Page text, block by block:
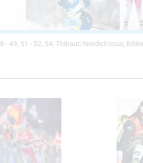
53
- 49, 51 - 52, 54: Thibaut/NordicFocus;